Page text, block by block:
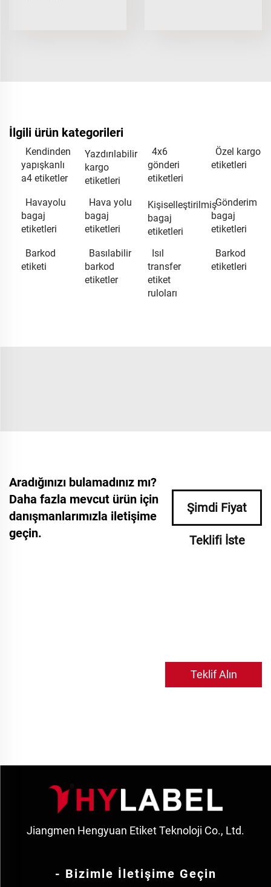
İlgili ürün kategorileri
Kendinden
yapışkanlı
a4 etiketler
Yazdırılabilir
kargo
etiketleri
4x6
gönderi
etiketleri
Özel kargo
etiketleri
Havayolu
bagaj
etiketleri
Hava yolu
bagaj
etiketleri
Kişiselleştirilmiş
bagaj
etiketleri
Gönderim
bagaj
etiketleri
Barkod
etiketi
Basılabilir
barkod
etiketler
Isıl
transfer
etiket
ruloları
Barkod
etiketleri
Aradığınızı bulamadınız mı?
Daha fazla mevcut ürün için
danışmanlarımızla iletişime
geçin.
Şimdi Fiyat
Teklifi İste
Teklif Alın
Jiangmen Hengyuan Etiket Teknoloji Co., Ltd.
- Bizimle İletişime Geçin